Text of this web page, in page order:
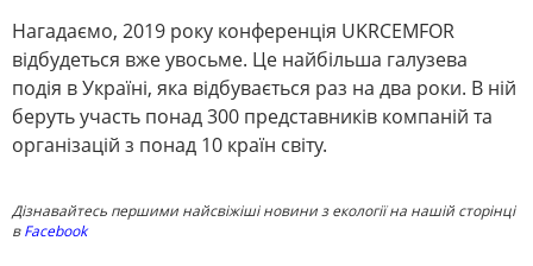
Нагадаємо, 2019 року конференція UKRCEMFOR
відбудеться вже увосьме. Це найбільша галузева
подія в Україні, яка відбувається раз на два роки. В ній
беруть участь понад 300 представників компаній та
організацій з понад 10 країн світу.
Дізнавайтесь першими найсвіжіші новини з екології на нашій сторінці
вFacebook